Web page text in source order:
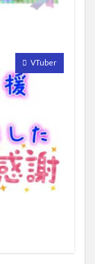
VTuber